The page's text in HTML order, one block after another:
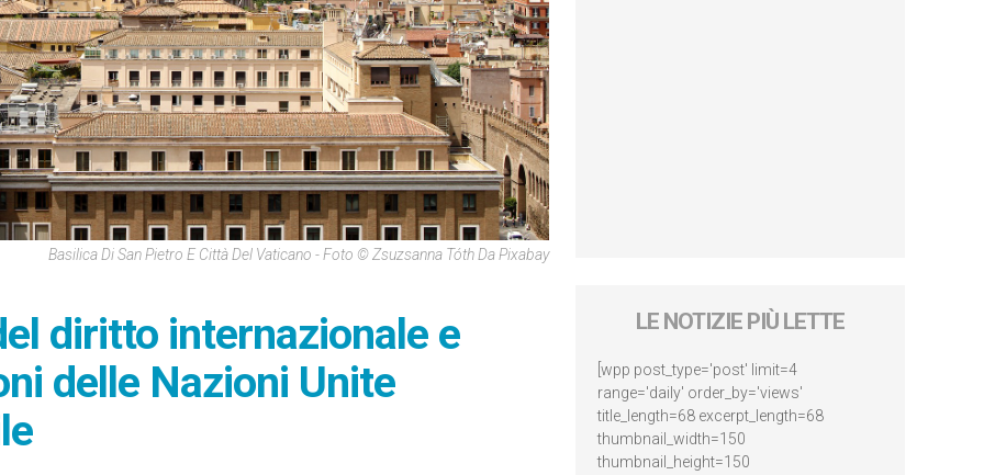
Basilica Di San Pietro E Città Del Vaticano - Foto © Zsuzsanna Tóth Da Pixabay
diritto internazionale e
delle Nazioni Unite
LE NOTIZIE PIÙ LETTE
[wpp post_type='post' limit=4
range='daily' order_by='views'
title_length=68 excerpt_length=68
thumbnail_width=150
thumbnail_height=150